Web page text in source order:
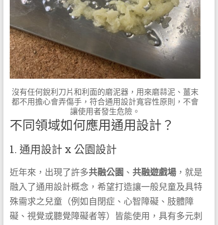
沒有任何銳利刀片和利面的磨泥器，用來磨蒜泥、薑末
都不用擔心會弄傷手，符合通用設計寬容性原則，不會
讓使用者發生危險。
不同領域如何應用通用設計？
1. 通用設計 x 公園設計
近年來，出現了許多共融公園 、 共融遊戲場，就是
融入了通用設計概念，希望打造讓一般兒童及具特
殊需求之兒童（例如自閉症、心智障礙、肢體障
礙、視覺或聽覺障礙者等）皆能使用，具有多元刺